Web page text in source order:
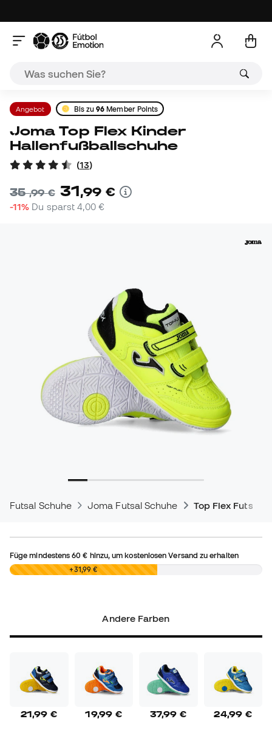
Angebot Bis zu96 Member Points
Joma Top Flex Kinder
Hallenfußballschuhe
(13)
35,99 € 31,99 €
-11% Du sparst4,00 €
Futsal Schuhe Joma Futsal Schuhe Top Flex Futsal
Füge mindestens60 € hinzu, um kostenlosen Versand zu erhalten
0,00 € +31,99 €
Andere Farben
21,99 € 19,99 € 37,99 € 24,99 €